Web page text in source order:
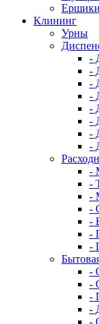
Ершики
Клининг
Урны
-
-
-
-
-
-
-
-
-
-
-
-
-
-
-
-
-
-
-
-